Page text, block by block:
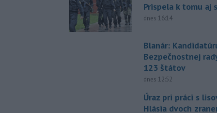
Prispela k tomu aj
dnes 16:14
Blanár:
Bezpečnostnej
123 štátov
dnes 12:52
Úraz pri práci s
Hlásia dvoch